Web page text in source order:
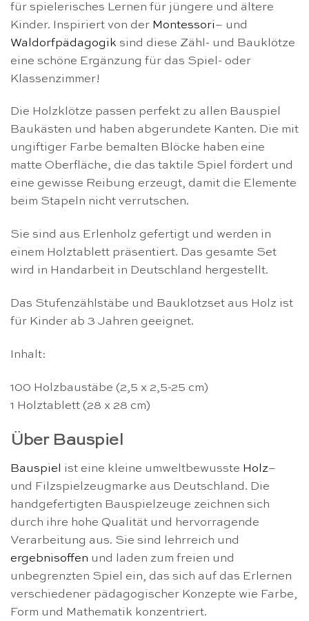
für spielerisches Lernen für jüngere und ältere
Kinder. Inspiriert von der Montessori– und
Waldorfpädagogik sind diese Zähl- und Bauklötze
eine schöne Ergänzung für das Spiel- oder
Klassenzimmer!
Die Holzklötze passen perfekt zu allen Bauspiel
Baukästen und haben abgerundete Kanten. Die mit
ungiftiger Farbe bemalten Blöcke haben eine
matte Oberfläche, die das taktile Spiel fördert und
eine gewisse Reibung erzeugt, damit die Elemente
beim Stapeln nicht verrutschen.
Sie sind aus Erlenholz gefertigt und werden in
einem Holztablett präsentiert. Das gesamte Set
wird in Handarbeit in Deutschland hergestellt.
Das Stufenzählstäbe und Bauklotzset aus Holz ist
für Kinder ab 3 Jahren geeignet.
Inhalt:
100 Holzbaustäbe (2,5 x 2,5-25 cm)
1 Holztablett (28 x 28 cm)
Über Bauspiel
Bauspiel ist eine kleine umweltbewusste Holz–
und Filzspielzeugmarke aus Deutschland. Die
handgefertigten Bauspielzeuge zeichnen sich
durch ihre hohe Qualität und hervorragende
Verarbeitung aus. Sie sind lehrreich und
ergebnisoffen und laden zum freien und
unbegrenzten Spiel ein, das sich auf das Erlernen
verschiedener pädagogischer Konzepte wie Farbe,
Form und Mathematik konzentriert.